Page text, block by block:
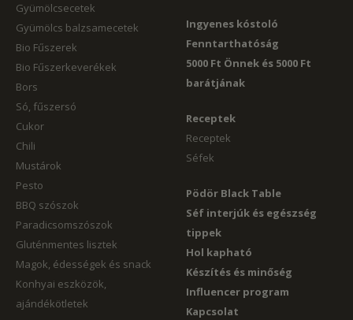
Gyümölcsecetek
Gyümölcs balzsamecetek
Bio Fűszerek
Bio Fűszerkeverékek
Bors
Só, fűszersó
Cukor
Chili
Mustárok
Pesto
BBQ szószok
Paradicsomszószok
Gluténmentes lisztek
Magok, édességek és snack
Konhyai eszközök,
ajándékötletek
Ingyenes kóstoló
Fenntarthatóság
5000 Ft Önnek és 5000 Ft
barátjának
Receptek
Receptek
Séfek
Pödör Black Table
Séf interjúk és egészség
tippek
Hol kapható
Készítés és minőség
Influencer program
Kapcsolat